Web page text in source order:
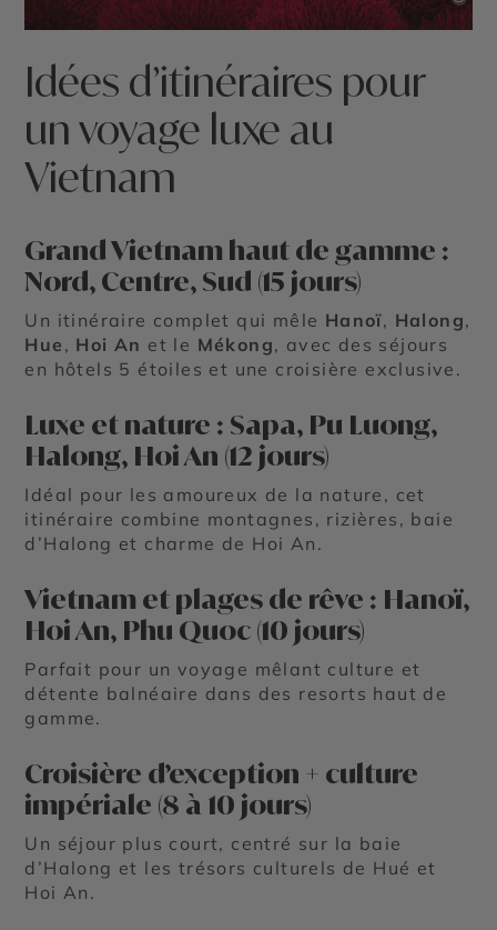
Idées d’itinéraires pour
un voyage luxe au
Vietnam
Grand Vietnam haut de gamme :
Nord, Centre, Sud (15 jours)
Un itinéraire complet qui mêle Hanoï, Halong,
Hue , Hoi An et le Mékong, avec des séjours
en hôtels 5 étoiles et une croisière exclusive.
Luxe et nature : Sapa, Pu Luong,
Halong, Hoi An (12 jours)
Idéal pour les amoureux de la nature, cet
itinéraire combine montagnes , rizières , baie
d’Halong et charme de Hoi An.
Vietnam et plages de rêve : Hanoï,
Hoi An, Phu Quoc (10 jours)
Parfait pour un voyage mêlant culture et
détente balnéaire dans des resorts haut de
gamme.
Croisière d’exception + culture
impériale (8 à 10 jours)
Un séjour plus court, centré sur la baie
d’Halong et les trésors culturels de Hué et
Hoi An.